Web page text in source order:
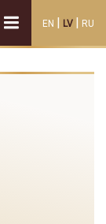
EN | LV | RU